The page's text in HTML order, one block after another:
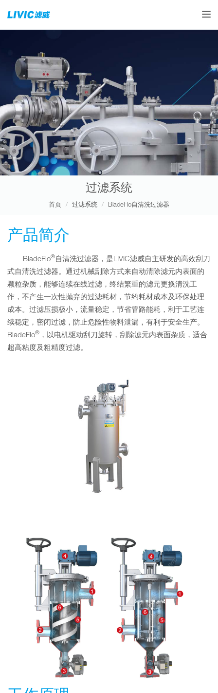
过滤系统
首页 过滤系统 BladeFlo自清洗过滤器
产品简介
BladeFlo® 自清洗过滤器，是LIVIC滤威自主研发的高效刮刀
式自清洗过滤器。通过机械刮除方式来自动清除滤元内表面的
颗粒杂质，能够连续在线过滤，终结繁重的滤元更换清洗工
作，不产生一次性抛弃的过滤耗材，节约耗材成本及环保处理
成本。过滤压损极小，流量稳定，节省管路能耗，利于工艺连
续稳定，密闭过滤，防止危险性物料泄漏，有利于安全生产。
BladeFlo® ，以电机驱动刮刀旋转，刮除滤元内表面杂质，适合
超高粘度及粗精度过滤。